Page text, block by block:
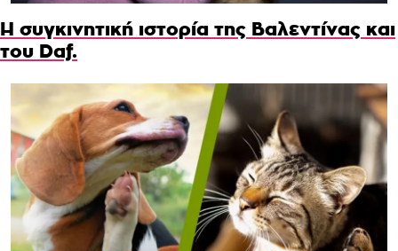
Η συγκινητική ιστορία της Βαλεντίνας και
του Daf.